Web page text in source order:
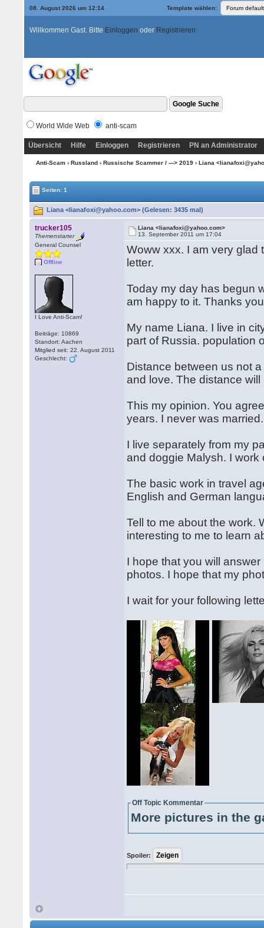
08. August 2026 um 12:14 Template wählen:
Willkommen Gast. Bitte Einloggen oder Registrieren
World Wide Web anti-scam
Übersicht Hilfe Einloggen Registrieren PN an Administrator
Anti-Scam› Russland› Russische Scammer / ---> 2019› Liana
Seiten: 1
Liana <lianafoxi@yahoo.com> (Gelesen: 3435 mal)
trucker105
Themenstarter
General Counsel
Offline
I Love Anti-Scam!
Beiträge: 10869
Standort: Aachen
Mitglied seit: 22. August 2011
Geschlecht:
Liana <lianafoxi@yahoo.com>
13. September 2011 um 17:04
Woww xxx. I am very glad
letter.
Today my day has begun
am happy to it. Thanks
My name Liana. I live in
part of Russia. population
Distance between us not
and love. The distance
This my opinion. You
years. I never was
I live separately from my
and doggie Malysh. I
The basic work in travel
English and German
Tell to me about the work.
interesting to me to learn
I hope that you will
photos. I hope that my
I wait for your following
Off Topic Kommentar
More pictures in the
Spoiler: